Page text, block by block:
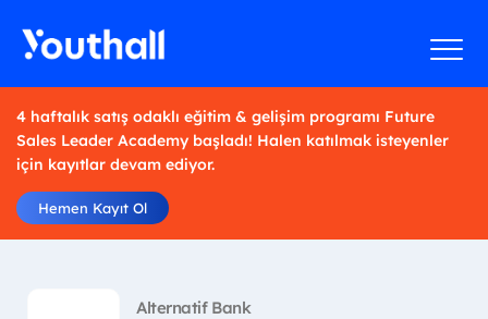
4 haftalık satış odaklı eğitim & gelişim programı Future
Sales Leader Academy başladı! Halen katılmak isteyenler
için kayıtlar devam ediyor.
Hemen Kayıt Ol
Alternatif Bank